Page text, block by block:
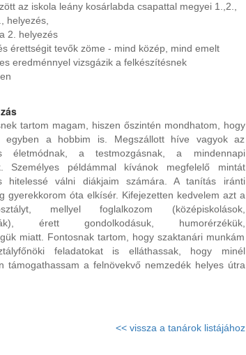
az iskola leány kosárlabda csapattal megyei 1.,2.,
helyezés,
2. helyezés
érettségit tevők zöme - mind közép, mind emelt
eredménnyel vizsgázik a felkészítésnek
tartom magam, hiszen őszintén mondhatom, hogy
egyben a hobbim is. Megszállott híve vagyok az
életmódnak, a testmozgásnak, a mindennapi
Személyes példámmal kívánok megfelelő mintát
hitelessé válni diákjaim számára. A tanítás iránti
gyerekkorom óta elkísér. Kifejezetten kedvelem azt a
mellyel foglalkozom (középiskolások,
érett gondolkodásuk, humorérzékük,
miatt. Fontosnak tartom, hogy szaktanári munkám
feladatokat is elláthassak, hogy minél
támogathassam a felnövekvő nemzedék helyes útra
<< vissza a tanárok listájához